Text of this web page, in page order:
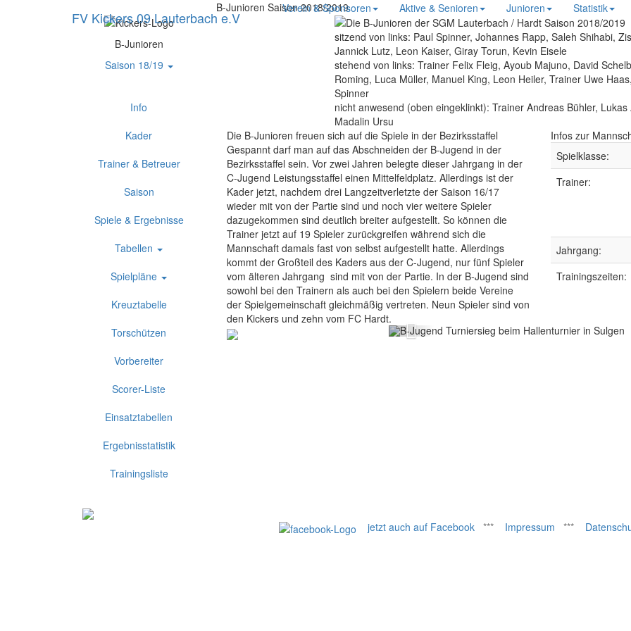
FV Kickers 09 Lauterbach e.V
Verein & Sponsoren Aktive & Senioren Junioren Statistik
B-Junioren
Saison 18/19
Info
Kader
Trainer & Betreuer
Saison
Spiele & Ergebnisse
Tabellen
Spielpläne
Kreuztabelle
Torschützen
Vorbereiter
Scorer-Liste
Einsatztabellen
Ergebnisstatistik
Trainingsliste
B-Junioren Saison 2018/2019
sitzend von links: Paul Spinner, Johannes Rapp, Saleh Shihabi,
Jannick Lutz, Leon Kaiser, Giray Torun, Kevin Eisele
stehend von links: Trainer Felix Fleig, Ayoub Majuno, David
Roming, Luca Müller, Manuel King, Leon Heiler, Trainer Uwe
Spinner
nicht anwesend (oben eingeklinkt): Trainer Andreas Bühler, Lukas
Madalin Ursu
Die B-Junioren freuen sich auf die Spiele in der Bezirksstaffel
Gespannt darf man auf das Abschneiden der B-Jugend in der
Bezirksstaffel sein. Vor zwei Jahren belegte dieser Jahrgang in der
C-Jugend Leistungsstaffel einen Mittelfeldplatz. Allerdings ist der
Kader jetzt, nachdem drei Langzeitverletzte der Saison 16/17
wieder mit von der Partie sind und noch vier weitere Spieler
dazugekommen sind deutlich breiter aufgestellt. So können die
Trainer jetzt auf 19 Spieler zurückgreifen während sich die
Mannschaft damals fast von selbst aufgestellt hatte. Allerdings
kommt der Großteil des Kaders aus der C-Jugend, nur fünf Spieler
vom älteren Jahrgang sind mit von der Partie. In der B-Jugend sind
sowohl bei den Trainern als auch bei den Spielern beide Vereine
der Spielgemeinschaft gleichmäßig vertreten. Neun Spieler sind von
den Kickers und zehn vom FC Hardt.
Infos zur
Spielklasse:
Trainer:
Jahrgang:
Trainingszeiten:
B-Jugend Turniersieg
beim Hallenturnier in
Sulgen
Zurück
jetzt auch auf Facebook*** Impressum ***